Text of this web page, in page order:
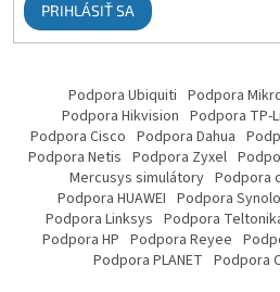
PRIHLÁSIŤ SA
Podpora Ubiquiti Podpora
Podpora Hikvision Podpora TP-
Podpora Cisco Podpora Dahua
Podpora Netis Podpora Zyxel
Mercusys simulátory Podpora
Podpora HUAWEI Podpora
Podpora Linksys Podpora
Podpora HP Podpora Reyee
Podpora PLANET Podpora